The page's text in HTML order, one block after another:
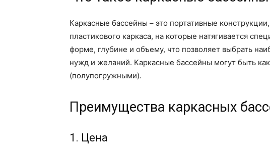
Каркасные бассейны – это портативные
пластикового каркаса, на которые натягивается
форме, глубине и объему, что позволяет выбрать
нужд и желаний. Каркасные бассейны могут быть
(полупогружными).
Преимущества каркасных
1. Цена